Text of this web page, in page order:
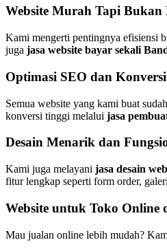
Website Murah Tapi
Kami mengerti pentingnya efisiensi
juga jasa website bayar sekali
Optimasi SEO dan
Semua website yang kami buat
konversi tinggi melalui jasa
Desain Menarik dan
Kami juga melayani jasa desain
fitur lengkap seperti form order,
Website untuk Toko
Mau jualan online lebih mudah?